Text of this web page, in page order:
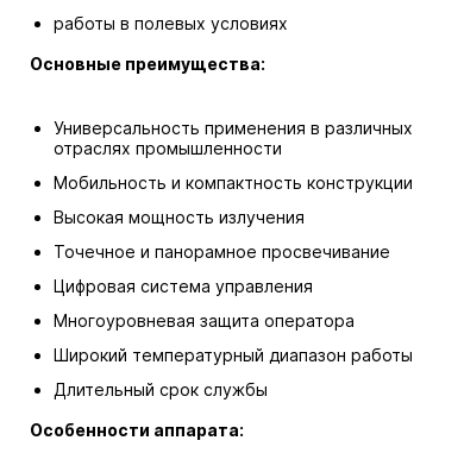
работы в полевых условиях
Основные преимущества:
Универсальность применения в различных
отраслях промышленности
Мобильность и компактность конструкции
Высокая мощность излучения
Точечное и панорамное просвечивание
Цифровая система управления
Многоуровневая защита оператора
Широкий температурный диапазон работы
Длительный срок службы
Особенности аппарата: